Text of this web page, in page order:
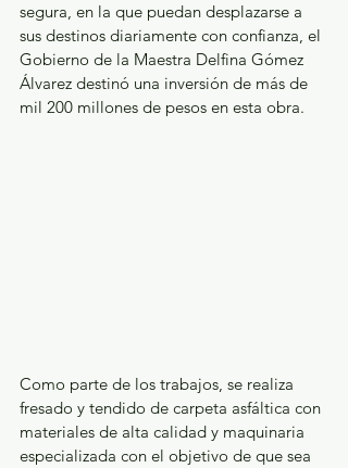
segura, en la que puedan desplazarse a
sus destinos diariamente con confianza, el
Gobierno de la Maestra Delfina Gómez
Álvarez destinó una inversión de más de
mil 200 millones de pesos en esta obra.
Como parte de los trabajos, se realiza
fresado y tendido de carpeta asfáltica con
materiales de alta calidad y maquinaria
especializada con el objetivo de que sea